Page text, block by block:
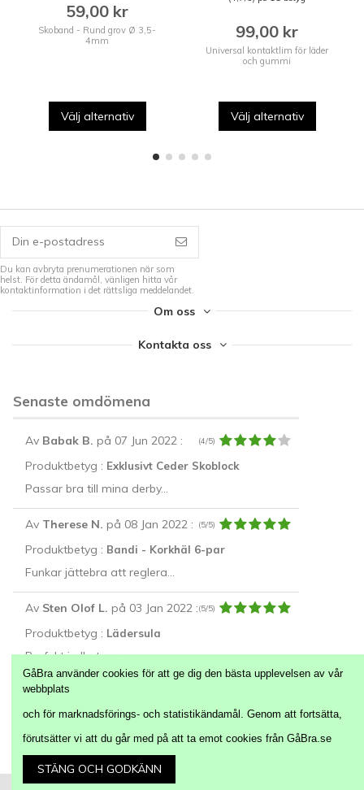
59,00 kr
Skoband - Rund grov Ø 3,5-
4mm
Välj alternativ
99,00 kr
Universal kontaktlim för läder
och gummi
Välj alternativ
Du kan avbryta prenumerationen när som
helst. För detta ändamål, vänligen hitta vår
kontaktinformation i det rättsliga meddelandet.
Om oss
Kontakta oss
Senaste omdömena
Av Babak B. på 07 Jun 2022: (4/5)
Produktbetyg : Exklusivt Ceder Skoblock
Passar bra till mina derby...
Av Therese N. på 08 Jan 2022: (5/5)
Produktbetyg : Bandi - Korkhäl 6-par
Funkar jättebra att reglera...
Av Sten Olof L. på 03 Jan 2022:(5/5)
Produktbetyg : Lädersula
Perfekt i alla typer av...
Följ oss på:
GåBra använder cookies för att ge dig den bästa upplevelsen av vår
webbplats
och för marknadsförings- och statistikändamål. Genom att fortsätta,
förutsätter vi att du går med på att ta emot cookies från GåBra.se
STÄNG OCH GODKÄNN